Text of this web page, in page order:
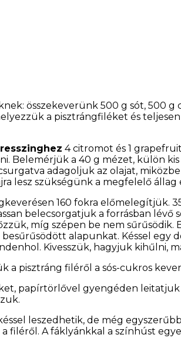
összekeverünk 500 g sót, 500
a pisztrángfiléket és
4 citromot és 1
Belemérjük a 40 g mézet, külön
adagoljuk az olajat,
lesz szükségünk a megfelelő
160 fokra előmelegítjük.
belecsorgatjuk a forrásban
míg szépen be nem
alapunkat. Késsel
Kivesszük, hagyjuk kihűlni,
a pisztráng filéről a sós-cukros
papírtörlővel gyengéden
leszedhetik, de még
filéről. A fáklyánkkal a színhúst